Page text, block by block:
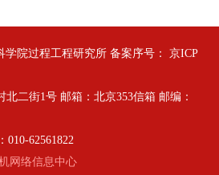
学院过程工程研究所 备案序号： 京ICP
二街1号 邮箱：北京353信箱 邮编：
010-62561822
网络信息中心